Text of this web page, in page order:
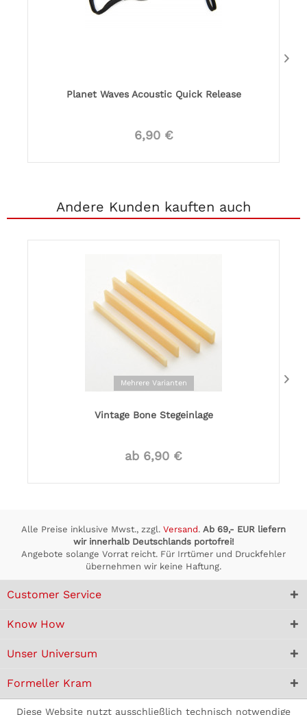
Planet Waves Acoustic Quick Release
6,90 €
Andere Kunden kauften auch
Mehrere Varianten
Vintage Bone Stegeinlage
ab 6,90 €
Alle Preise inklusive Mwst., zzgl. Versand. Ab 69,- EUR liefern
wir innerhalb Deutschlands portofrei!
Angebote solange Vorrat reicht. Für Irrtümer und Druckfehler
übernehmen wir keine Haftung.
Customer Service
Know How
Unser Universum
Formeller Kram
Diese Website nutzt ausschließlich technisch notwendige